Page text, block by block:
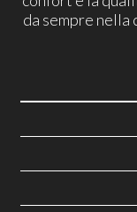
da sempre